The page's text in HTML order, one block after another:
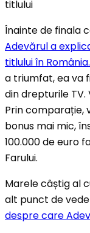
titlului
Înainte de finala
Adevărul a
titlului în România.
a triumfat, ea va
din drepturile TV.
Prin comparație,
bonus mai mic,
100.000 de euro
Farului.
Marele câștig al
alt punct de
despre care